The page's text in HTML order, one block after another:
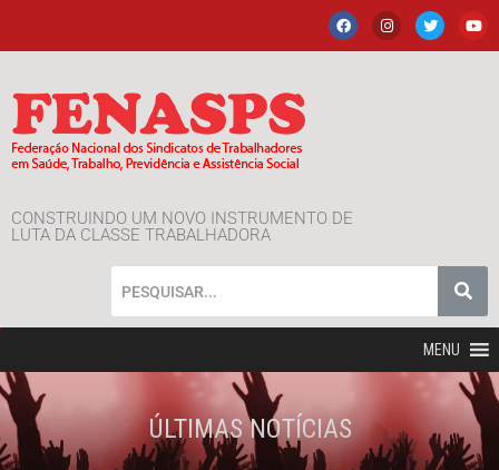
CONSTRUINDO UM NOVO INSTRUMENTO DE
LUTA DA CLASSE TRABALHADORA
MENU
ÚLTIMAS NOTÍCIAS